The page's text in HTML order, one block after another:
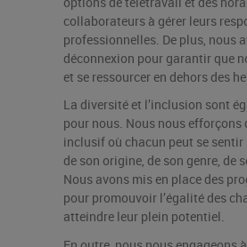
collaborateurs à gérer leurs
professionnelles. De plus, nous
déconnexion pour garantir que
et se ressourcer en dehors des
La diversité et l’inclusion sont
pour nous. Nous nous
inclusif où chacun peut se
de son origine, de son genre, de
Nous avons mis en place des
pour promouvoir l’égalité des
atteindre leur plein potentiel.